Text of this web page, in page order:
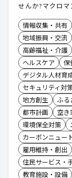
せんか?マクロ
用できます。
情報収集・共有
地域振興・交流
高齢福祉・介護
ヘルスケア
保
デジタル人材育
セキュリティ対
地方創生
ふる
都市計画
空き
環境保全対策
カーボンニュー
雇用維持・創出
住民サービス・
教育施設・設備